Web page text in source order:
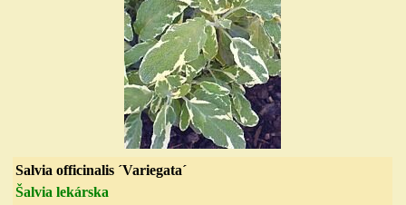
Salvia officinalis ´Variegata´
Šalvia lekárska